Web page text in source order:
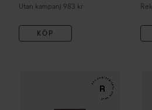
Utan kampanj 983 kr
KÖP
RefectoCilEyelash &